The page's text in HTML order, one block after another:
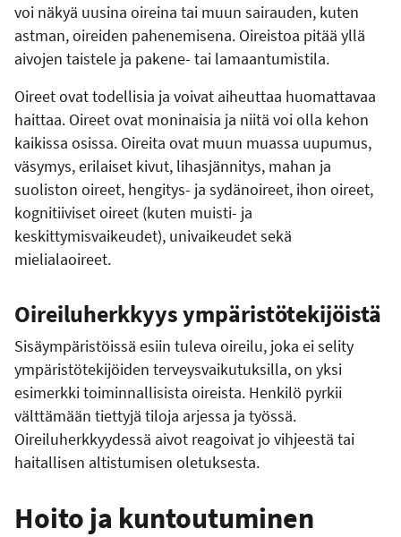
voi näkyä uusina oireina tai muun sairauden, kuten
astman, oireiden pahenemisena. Oireistoa pitää yllä
aivojen taistele ja pakene- tai lamaantumistila.
Oireet ovat todellisia ja voivat aiheuttaa huomattavaa
haittaa. Oireet ovat moninaisia ja niitä voi olla kehon
kaikissa osissa. Oireita ovat muun muassa uupumus,
väsymys, erilaiset kivut, lihasjännitys, mahan ja
suoliston oireet, hengitys- ja sydänoireet, ihon oireet,
kognitiiviset oireet (kuten muisti- ja
keskittymisvaikeudet), univaikeudet sekä
mielialaoireet.
Oireiluherkkyys ympäristötekijöistä
Sisäympäristöissä esiin tuleva oireilu, joka ei selity
ympäristötekijöiden terveysvaikutuksilla, on yksi
esimerkki toiminnallisista oireista. Henkilö pyrkii
välttämään tiettyjä tiloja arjessa ja työssä.
Oireiluherkkyydessä aivot reagoivat jo vihjeestä tai
haitallisen altistumisen oletuksesta.
Hoito ja kuntoutuminen